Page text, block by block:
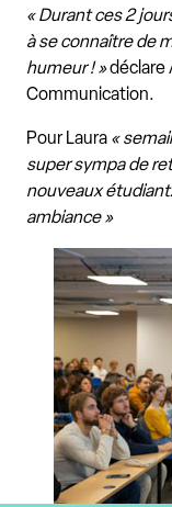
« Durant ces 2
à se connaître de
humeur ! »déclare
Communication.
Pour Laura «
super sympa de
nouveaux
ambiance »